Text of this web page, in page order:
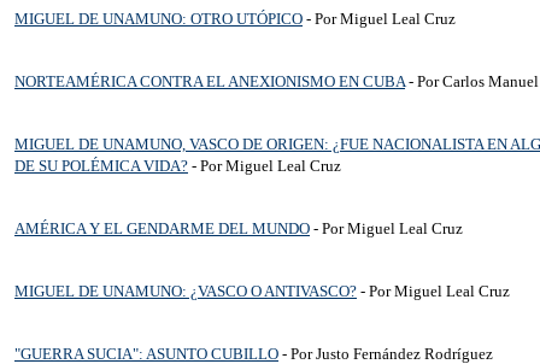
MIGUEL DE UNAMUNO: OTRO UTÓPICO - Por Miguel Leal Cruz
NORTEAMÉRICA CONTRA EL ANEXIONISMO EN CUBA- Por Carlos
MIGUEL DE UNAMUNO, VASCO DE ORIGEN: ¿FUE NACIONALISTA EN
DE SU POLÉMICA VIDA? - Por Miguel Leal Cruz
AMÉRICA Y EL GENDARME DEL MUNDO - Por Miguel Leal Cruz
MIGUEL DE UNAMUNO: ¿VASCO O ANTIVASCO? - Por Miguel Leal Cruz
"GUERRA SUCIA": ASUNTO CUBILLO - Por Justo Fernández Rodríguez